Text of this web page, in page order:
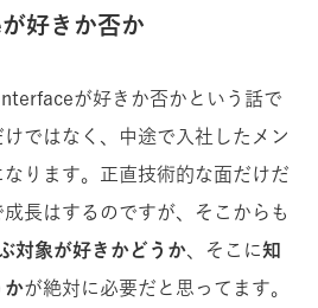
好きか否か
が好きか否かという話で
ではなく、中途で入社したメン
ります。正直技術的な面だけだ
長はするのですが、そこからも
対象が好きかどうか 、そこに知
かが絶対に必要だと思ってます。